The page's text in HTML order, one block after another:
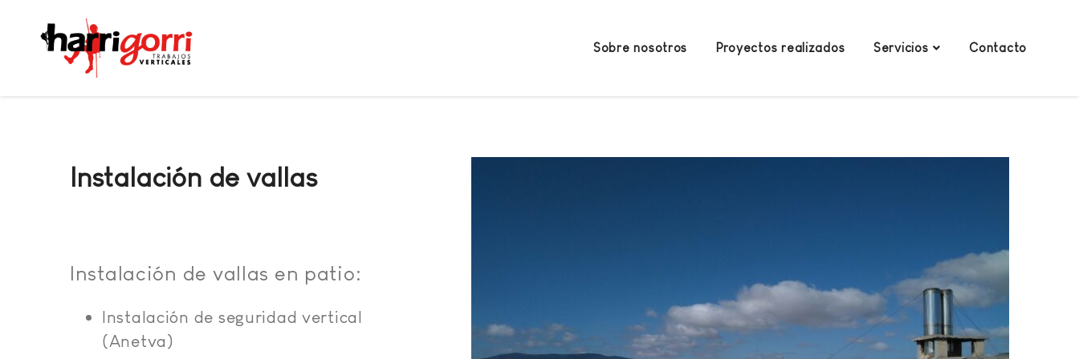
Sobre nosotros Proyectos realizados Servicios Contacto
Instalación de vallas
Instalación de vallas en patio:
Instalación de seguridad vertical
(Anetva)